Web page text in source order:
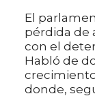
El
pérdida de
con el
Habló de
donde,